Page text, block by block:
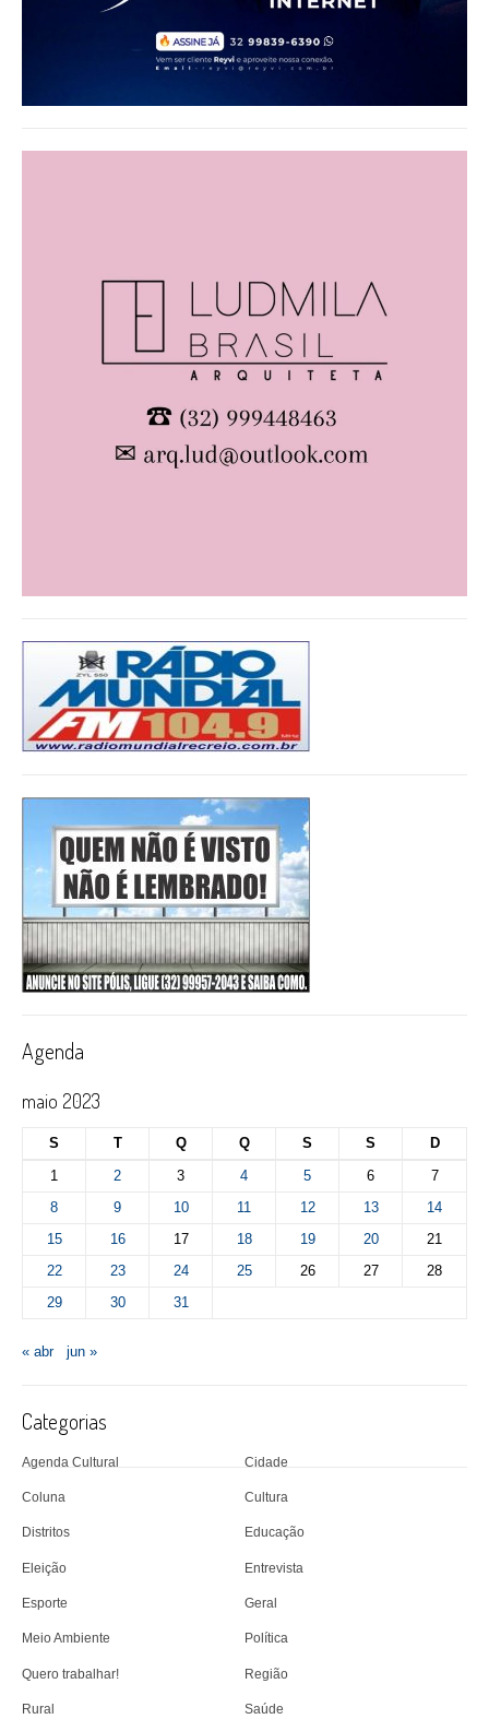
Agenda
maio 2023
S T Q Q S S
D
1
2 3 4 5 6
7
8
9 10 11 12 13
14
15
16 17 18 19 20
21
22
23 24 25 26 27
28
29
30 31
« abr jun »
Categorias
Agenda Cultural Cidade
Coluna Cultura
Distritos Educação
Eleição Entrevista
Esporte Geral
Meio Ambiente Política
Quero trabalhar! Região
Rural Saúde